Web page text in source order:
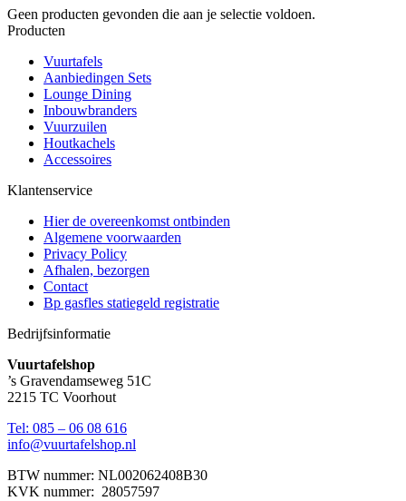
Geen producten gevonden die aan je selectie voldoen.
Producten
Vuurtafels
Aanbiedingen Sets
Lounge Dining
Inbouwbranders
Vuurzuilen
Houtkachels
Accessoires
Klantenservice
Hier de overeenkomst ontbinden
Algemene voorwaarden
Privacy Policy
Afhalen, bezorgen
Contact
Bp gasfles statiegeld registratie
Bedrijfsinformatie
Vuurtafelshop
’s Gravendamseweg 51C
2215 TC Voorhout
Tel: 085 – 06 08 616
info@vuurtafelshop.nl
BTW nummer: NL002062408B30
KVK nummer: 28057597